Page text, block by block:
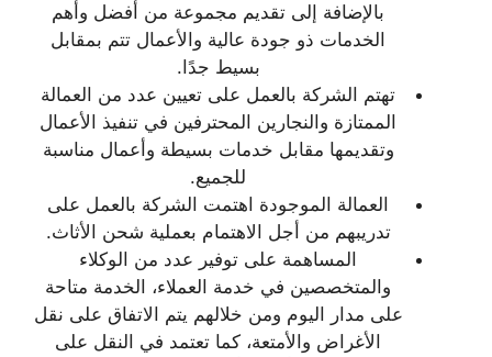
بالإضافة إلى تقديم مجموعة من أفضل وأهم
الخدمات ذو جودة عالية والأعمال تتم بمقابل
بسيط جدًا.
تهتم الشركة بالعمل على تعيين عدد من العمالة
الممتازة والنجارين المحترفين في تنفيذ الأعمال
وتقديمها مقابل خدمات بسيطة وأعمال مناسبة
للجميع.
العمالة الموجودة اهتمت الشركة بالعمل على
تدريبهم من أجل الاهتمام بعملية شحن الأثاث.
المساهمة على توفير عدد من الوكلاء
والمتخصصين في خدمة العملاء، الخدمة متاحة
على مدار اليوم ومن خلالهم يتم الاتفاق على نقل
الأغراض والأمتعة، كما تعتمد في النقل على